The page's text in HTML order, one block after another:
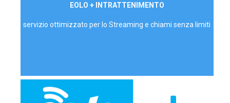
EOLO + INTRATTENIMENTO
servizio ottimizzato per lo Streaming e chiami senza limiti